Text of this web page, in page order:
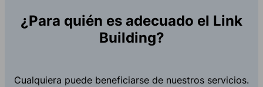
¿Para quién es adecuado el Link
Building?
Cualquiera puede beneficiarse de nuestros servicios.